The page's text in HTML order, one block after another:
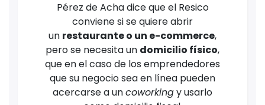
Pérez de Acha dice que el Resico
conviene si se quiere abrir
un restaurante o un e-commerce,
pero se necesita un domicilio físico,
que en el caso de los emprendedores
que su negocio sea en línea pueden
acercarse a uncoworkingy usarlo